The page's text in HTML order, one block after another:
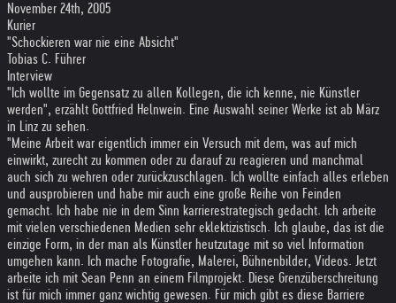
November 24th, 2005
Kurier
"Schockieren war nie eine Absicht"
Tobias C. Führer
Interview
"Ich wollte im Gegensatz zu allen Kollegen, die ich kenne, nie Künstler
werden", erzählt Gottfried Helnwein. Eine Auswahl seiner Werke ist ab März
in Linz zu sehen.
"Meine Arbeit war eigentlich immer ein Versuch mit dem, was auf mich
einwirkt, zurecht zu kommen oder zu darauf zu reagieren und manchmal
auch sich zu wehren oder zurückzuschlagen. Ich wollte einfach alles erleben
und ausprobieren und habe mir auch eine große Reihe von Feinden
gemacht. Ich habe nie in dem Sinn karrierestrategisch gedacht. Ich arbeite
mit vielen verschiedenen Medien sehr eklektizistisch. Ich glaube, das ist die
einzige Form, in der man als Künstler heutzutage mit so viel Information
umgehen kann. Ich mache Fotografie, Malerei, Bühnenbilder, Videos. Jetzt
arbeite ich mit Sean Penn an einem Filmprojekt. Diese Grenzüberschreitung
ist für mich immer ganz wichtig gewesen. Für mich gibt es diese Barriere